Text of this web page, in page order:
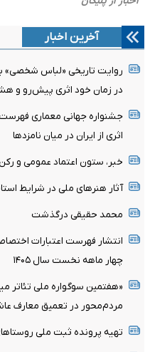
آخرین اخبار
روایت تاریخی «لباس شخصی»
در زمان خود اثری پیش‌رو و
اثری از ایران در میان نامزدها
خبر، ستون اعتماد عمومی و
آثار هنرهای ملی در شرایط
محمد حقیقی درگذشت
انتشار فهرست اعتبارات
چهار ماهه نخست سال ۱۴۰۵
«هفتمین سوگواره ملی تئاتر
مردم‌محور در تعمیق معارف
تهیه پرونده ثبت ملی